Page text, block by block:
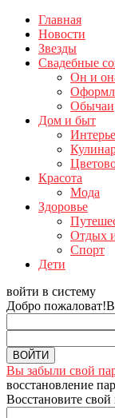
Главная
Новости
Звезды
Свадебные
Он и
Обычаи
Дом и быт
Красота
Мода
Здоровье
Отдых
Спорт
Дети
войти в систему
Добро пожаловат!
Вы забыли свой
восстановление
Восстановите свой